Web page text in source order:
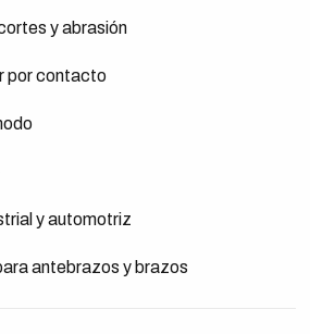
y abrasión
por contacto
y automotriz
antebrazos y brazos